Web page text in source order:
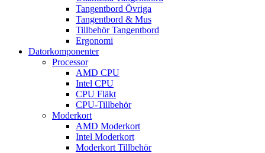
Tangentbord Övriga
Tangentbord & Mus
Tillbehör Tangentbord
Ergonomi
Datorkomponenter
Processor
AMD CPU
Intel CPU
CPU Fläkt
CPU-Tillbehör
Moderkort
AMD Moderkort
Intel Moderkort
Moderkort Tillbehör